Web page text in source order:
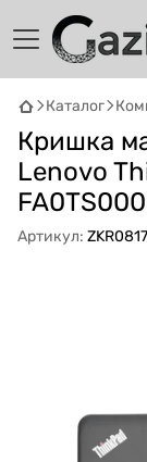
Каталог
Кришка
Lenovo
Артикул: ZKR0817
Онлайн ·
Привіт!
Що